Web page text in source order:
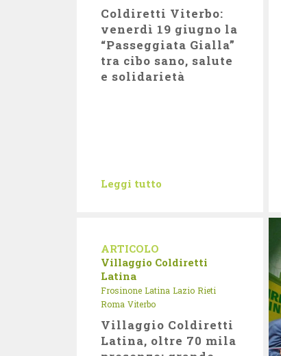
Coldiretti Viterbo:
venerdì 19 giugno la
“Passeggiata Gialla”
tra cibo sano, salute
e solidarietà
Leggi tutto
ARTICOLO
Villaggio Coldiretti
Latina
Frosinone Latina Lazio Rieti
Roma Viterbo
Villaggio Coldiretti
Latina, oltre 70 mila